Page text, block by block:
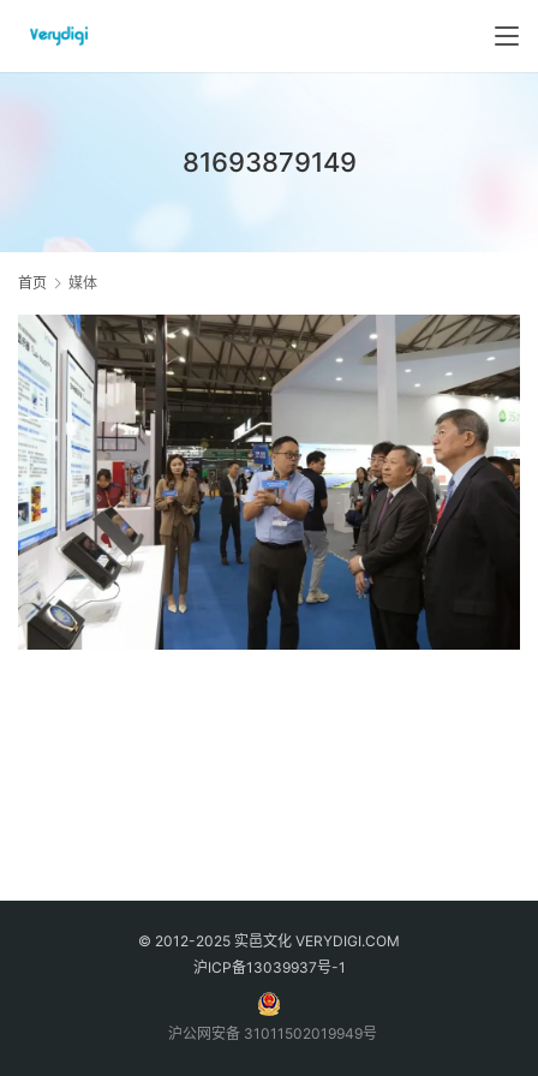
81693879149
首页 媒体
© 2012-2025 实邑文化 VERYDIGI.COM
沪ICP备13039937号-1
沪公网安备 31011502019949号